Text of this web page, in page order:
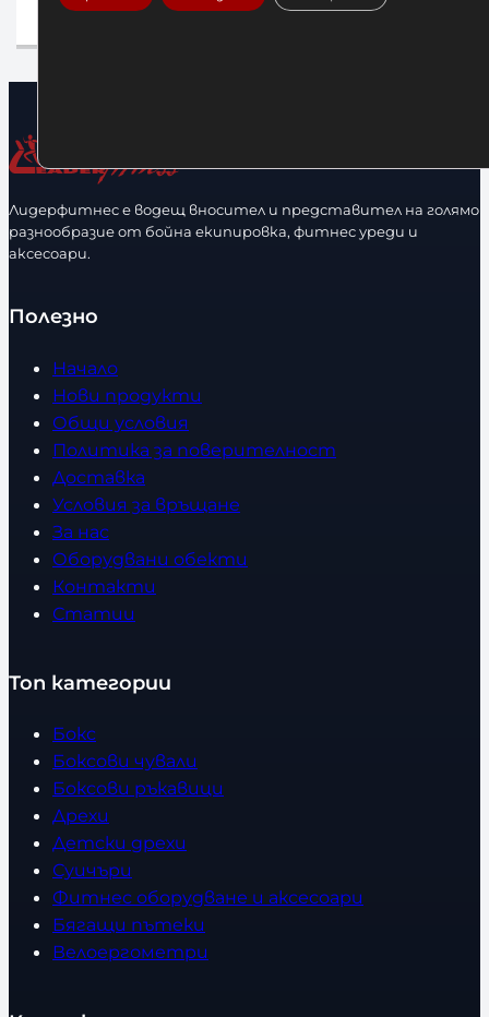
Лидерфитнес е водещ вносител и представител на голямо
разнообразие от бойна екипировка, фитнес уреди и
аксесоари.
Полезно
Начало
Нови продукти
Общи условия
Политика за поверителност
Доставка
Условия за връщане
За нас
Оборудвани обекти
Контакти
Статии
Топ категории
Бокс
Боксови чували
Боксови ръкавици
Дрехи
Детски дрехи
Суичъри
Фитнес оборудване и аксесоари
Бягащи пътеки
Велоергометри